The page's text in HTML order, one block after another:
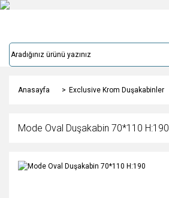
Anasayfa Exclusive Krom Duşakabinler
Mode Oval Duşakabin 70*110 H:190